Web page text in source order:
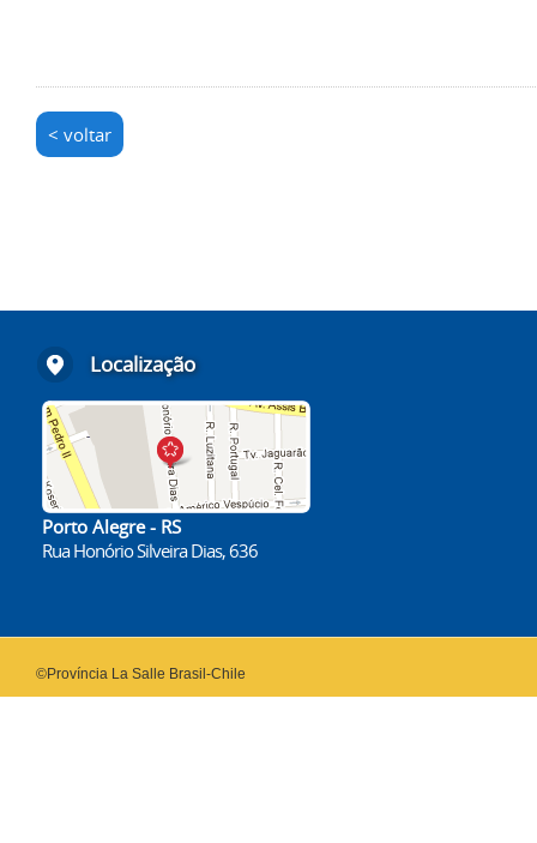
< voltar
Localização
Porto Alegre - RS
Rua Honório Silveira Dias, 636
©Província La Salle Brasil-Chile